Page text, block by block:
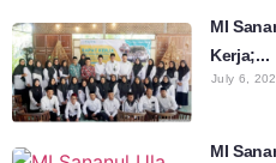
MI
Kerja;...
July 6,
MI